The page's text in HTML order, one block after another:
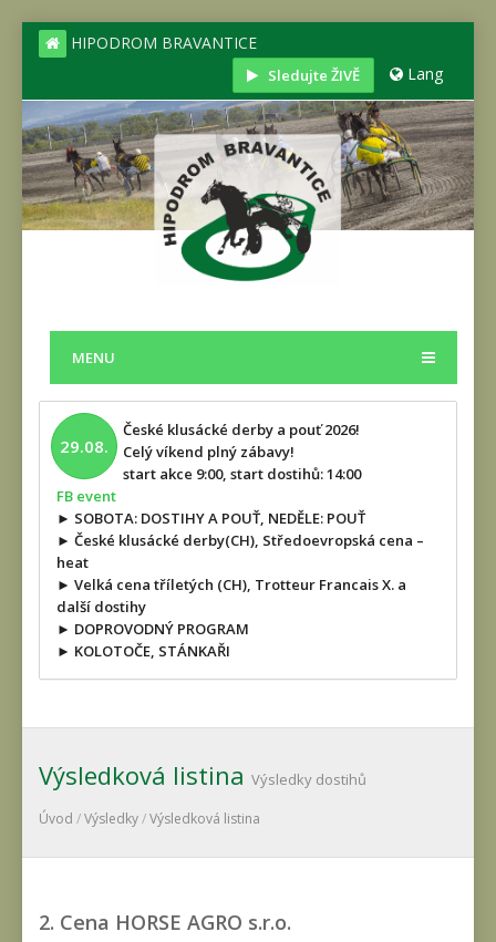
HIPODROM BRAVANTICE
Sledujte ŽIVĚ Lang
MENU
29.08.
České klusácké derby a pouť 2026!
Celý víkend plný zábavy!
start akce 9:00, start dostihů: 14:00
FB event
► SOBOTA: DOSTIHY A POUŤ, NEDĚLE: POUŤ
► České klusácké derby(CH), Středoevropská cena –
heat
► Velká cena tříletých (CH), Trotteur Francais X. a
další dostihy
► DOPROVODNÝ PROGRAM
► KOLOTOČE, STÁNKAŘI
Výsledková listina Výsledky dostihů
Úvod /Výsledky/Výsledková listina
2. Cena HORSE AGRO s.r.o.